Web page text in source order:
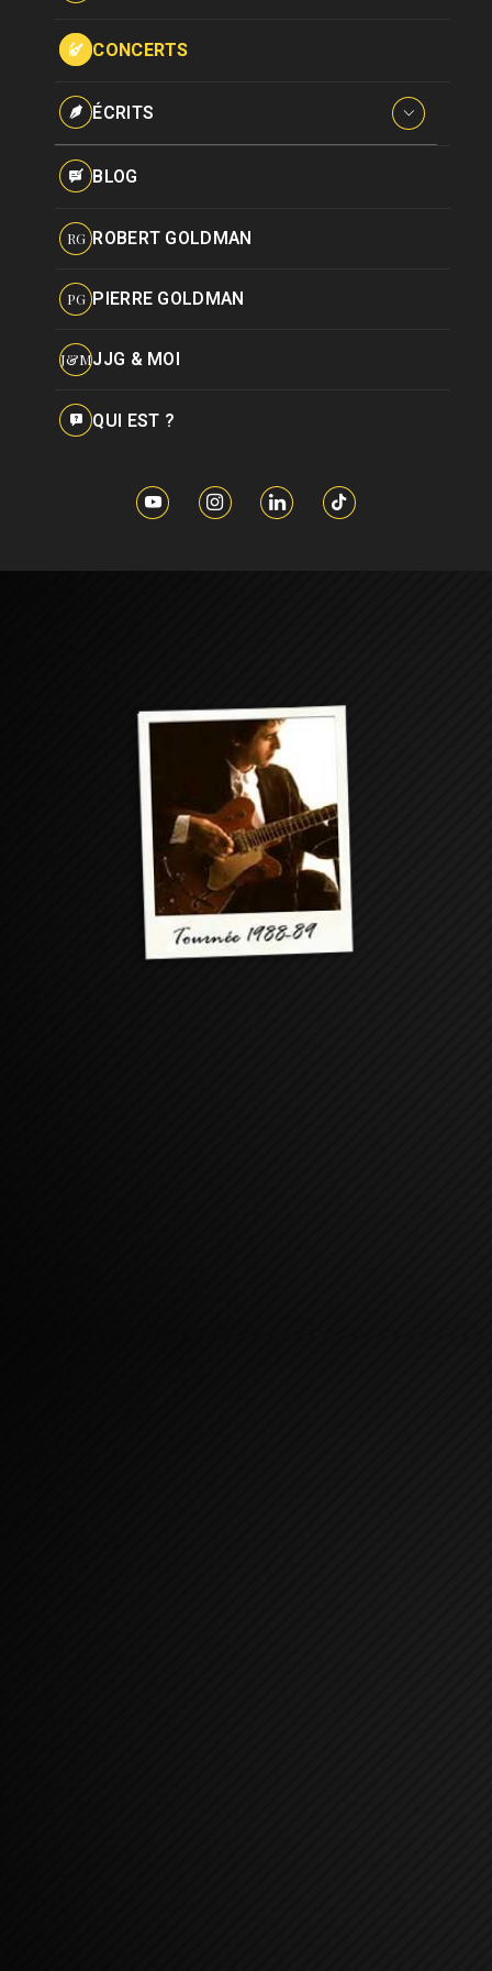
Pseudonymes
CONCERTS
ÉCRITS
Interviews
BLOG
RG ROBERT GOLDMAN
PG PIERRE GOLDMAN
J&MJJG & MOI
QUI EST ?